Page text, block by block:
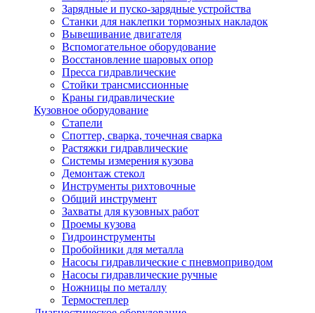
Зарядные и пуско-зарядные устройства
Станки для наклепки тормозных накладок
Вывешивание двигателя
Вспомогательное оборудование
Восстановление шаровых опор
Пресса гидравлические
Стойки трансмиссионные
Краны гидравлические
Кузовное оборудование
Стапели
Споттер, сварка, точечная сварка
Растяжки гидравлические
Системы измерения кузова
Демонтаж стекол
Инструменты рихтовочные
Общий инструмент
Захваты для кузовных работ
Проемы кузова
Гидроинструменты
Пробойники для металла
Насосы гидравлические с пневмоприводом
Насосы гидравлические ручные
Ножницы по металлу
Термостеплер